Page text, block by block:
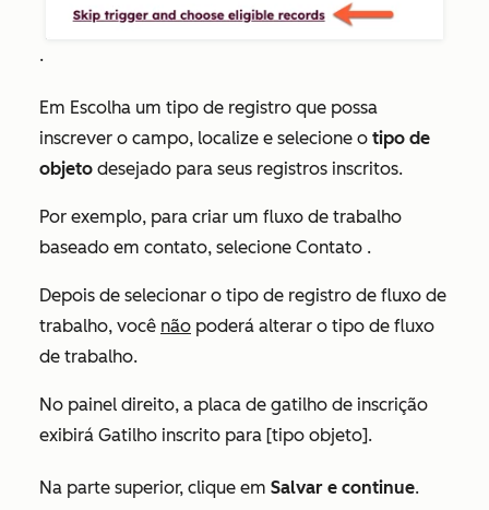
.
Em Escolha um tipo de registro que possa
inscrever o campo, localize e selecione o tipo de
objeto desejado para seus registros inscritos.
Por exemplo, para criar um fluxo de trabalho
baseado em contato, selecione Contato .
Depois de selecionar o tipo de registro de fluxo de
trabalho, você não poderá alterar o tipo de fluxo
de trabalho.
No painel direito, a placa de gatilho de inscrição
exibirá Gatilho inscrito para [tipo objeto].
Na parte superior, clique em Salvar e continue.